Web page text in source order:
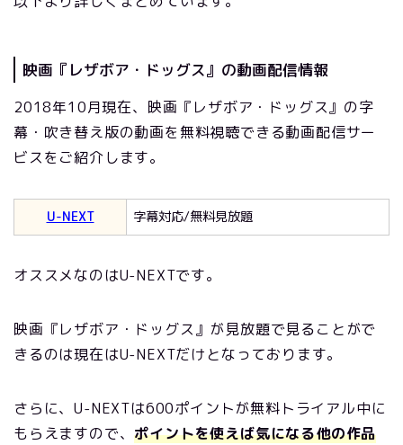
映画『レザボア・ドッグス』の動画配信情報
2018年10月現在、映画『レザボア・ドッグス』の字
幕・吹き替え版の動画を無料視聴できる動画配信サー
ビスをご紹介します。
U-NEXT 字幕対応/無料見放題
オススメなのはU-NEXTです。
映画『レザボア・ドッグス』が見放題で見ることがで
きるのは現在はU-NEXTだけとなっております。
さらに、U-NEXTは600ポイントが無料トライアル中に
もらえますので、ポイントを使えば気になる他の作品